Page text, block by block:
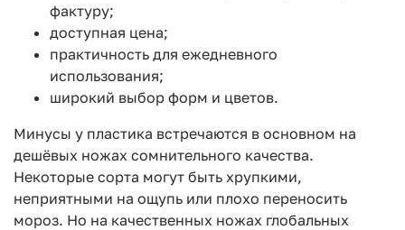
фактуру;
доступная цена;
практичность для ежедневного
использования;
широкий выбор форм и цветов.
Минусы у пластика встречаются в основном на
дешёвых ножах сомнительного качества.
Некоторые сорта могут быть хрупкими,
неприятными на ощупь или плохо переносить
мороз. Но на качественных ножах глобальных